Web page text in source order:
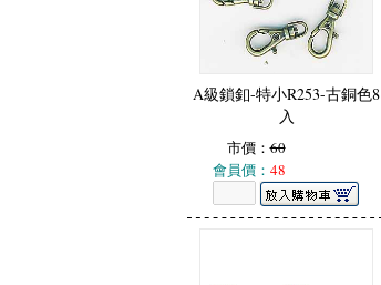
A級鎖釦-特小R253-古銅色8
入
市價：60
會員價： 48